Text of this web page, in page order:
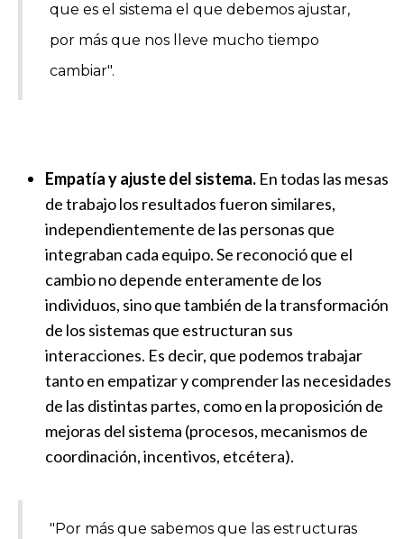
que es el sistema el que debemos ajustar,
por más que nos lleve mucho tiempo
cambiar".
Empatía y ajuste del sistema. En todas las mesas
de trabajo los resultados fueron similares,
independientemente de las personas que
integraban cada equipo. Se reconoció que el
cambio no depende enteramente de los
individuos, sino que también de la transformación
de los sistemas que estructuran sus
interacciones. Es decir, que podemos trabajar
tanto en empatizar y comprender las necesidades
de las distintas partes, como en la proposición de
mejoras del sistema (procesos, mecanismos de
coordinación, incentivos, etcétera).
"Por más que sabemos que las estructuras